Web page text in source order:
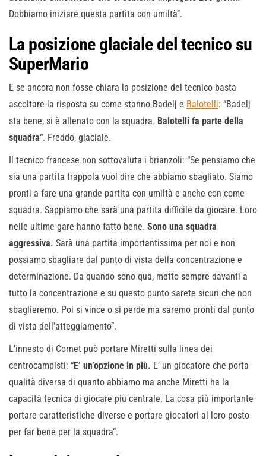
Dobbiamo iniziare questa partita con umiltà”.
La posizione glaciale del tecnico su
SuperMario
E se ancora non fosse chiara la posizione del tecnico basta
ascoltare la risposta su come stanno Badelj e Balotelli: “Badelj
sta bene, si è allenato con la squadra. Balotelli fa parte della
squadra“. Freddo, glaciale.
Il tecnico francese non sottovaluta i brianzoli: “Se pensiamo che
sia una partita trappola vuol dire che abbiamo sbagliato. Siamo
pronti a fare una grande partita con umiltà e anche con come
squadra. Sappiamo che sarà una partita difficile da giocare. Loro
nelle ultime gare hanno fatto bene. Sono una squadra
aggressiva. Sarà una partita importantissima per noi e non
possiamo sbagliare dal punto di vista della concentrazione e
determinazione. Da quando sono qua, metto sempre davanti a
tutto la concentrazione e su questo punto sarete sicuri che non
sbaglieremo. Poi si vince o si perde ma saremo pronti dal punto
di vista dell’atteggiamento”.
L’innesto di Cornet può portare Miretti sulla linea dei
centrocampisti: “E’ un’opzione in più. E’ un giocatore che porta
qualità diversa di quanto abbiamo ma anche Miretti ha la
capacità tecnica di giocare più centrale. La cosa più importante
portare caratteristiche diverse e portare giocatori al loro posto
per far bene per la squadra”.